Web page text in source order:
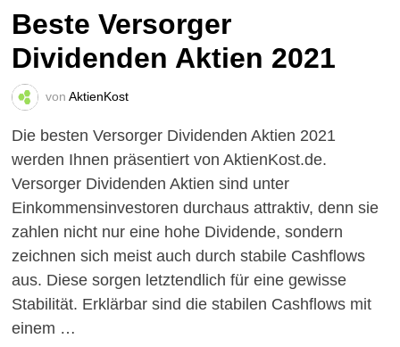
Beste Versorger
Dividenden Aktien 2021
von AktienKost
Die besten Versorger Dividenden Aktien 2021
werden Ihnen präsentiert von AktienKost.de.
Versorger Dividenden Aktien sind unter
Einkommensinvestoren durchaus attraktiv, denn sie
zahlen nicht nur eine hohe Dividende, sondern
zeichnen sich meist auch durch stabile Cashflows
aus. Diese sorgen letztendlich für eine gewisse
Stabilität. Erklärbar sind die stabilen Cashflows mit
einem …